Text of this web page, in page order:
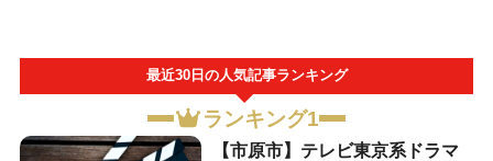
最近30日の人気記事ランキング
ランキング1
【市原市】テレビ東京系ドラマ